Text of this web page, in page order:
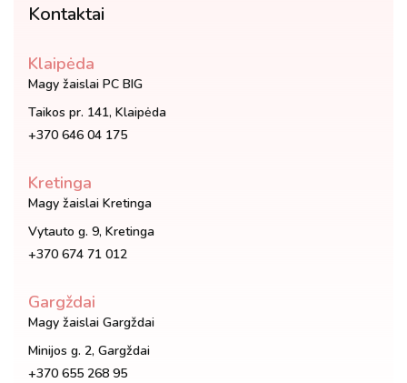
Kontaktai
Klaipėda
Magy žaislai PC BIG
Taikos pr. 141, Klaipėda
+370 646 04 175
Kretinga
Magy žaislai Kretinga
Vytauto g. 9, Kretinga
+370 674 71 012
Gargždai
Magy žaislai Gargždai
Minijos g. 2, Gargždai
+370 655 268 95